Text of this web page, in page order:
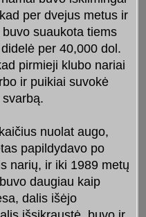
per dvejus metus ir
suaukota tiems
per 40,000 dol.
pirmieji klubo nariai
ir puikiai suvokė
nuolat augo,
papildydavo po
narių, ir iki 1989 metų
daugiau kaip
dalis išėjo